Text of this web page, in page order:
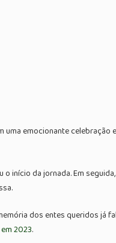
emocionante celebração
início da jornada. Em
dos entes queridos já
2023.